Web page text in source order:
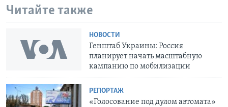
Читайте также
НОВОСТИ
Генштаб Украины: Россия
планирует начать масштабную
кампанию по мобилизации
РЕПОРТАЖ
«Голосование под дулом автомата»